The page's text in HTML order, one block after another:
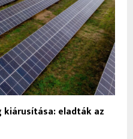
eladták az